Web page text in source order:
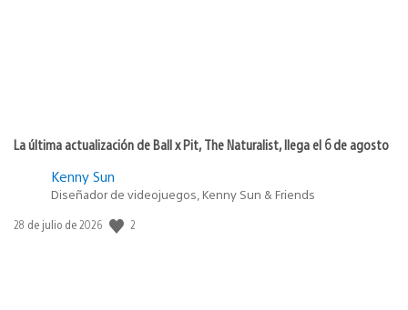
La última actualización de Ball x Pit, The Naturalist, llega el 6 de agosto
Kenny Sun
Diseñador de videojuegos, Kenny Sun & Friends
Fecha
28 de julio de 2026 2